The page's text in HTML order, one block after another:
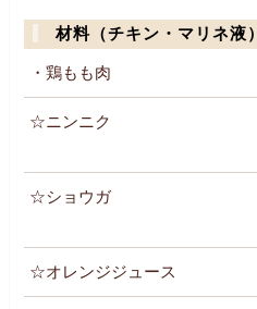
材料（チキン・マリネ液）
・鶏もも肉
☆ニンニク
☆ショウガ
☆オレンジジュース